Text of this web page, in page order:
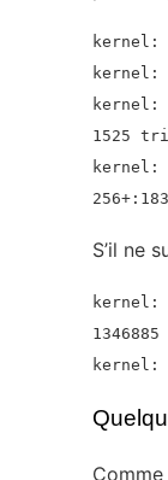
kernel:
kernel:
kernel:
1525
kernel:
S’il ne
kernel:
kernel:
Comme